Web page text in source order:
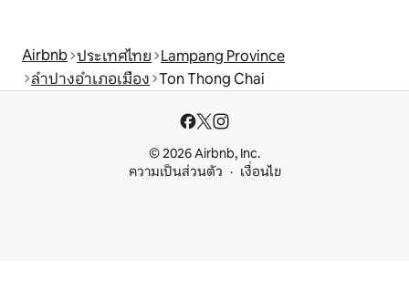
Airbnb ประเทศไทย Lampang Province
ลำปางอำเภอเมือง Ton Thong Chai
© 2026 Airbnb, Inc.
ความเป็นส่วนตัว
เงื่อนไข